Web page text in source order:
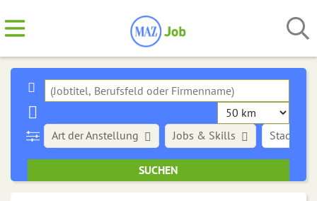
Stadt
Art der Anstellung Jobs & Skills